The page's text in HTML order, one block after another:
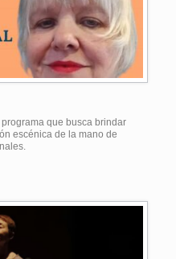
que busca brindar
escénica de la mano de